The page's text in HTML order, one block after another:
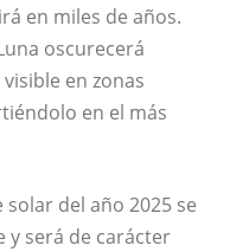
en miles de años.
oscurecerá
en zonas
en el más
del año 2025 se
y será de carácter